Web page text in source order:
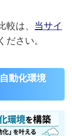
は、 当サイ
ださい。
動化環境